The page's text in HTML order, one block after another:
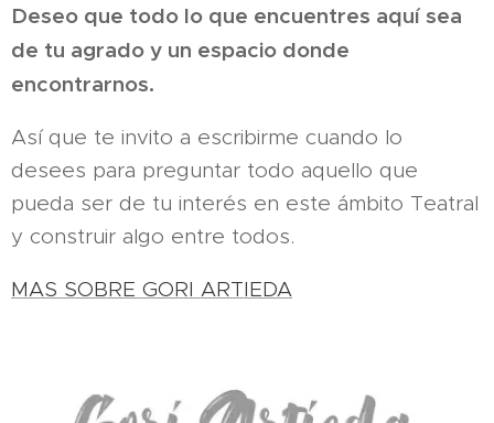
Deseo que todo lo que encuentres aquí sea
de tu agrado y un espacio donde
encontrarnos.
Así que te invito a escribirme cuando lo
desees para preguntar todo aquello que
pueda ser de tu interés en este ámbito Teatral
y construir algo entre todos.
MAS SOBRE GORI ARTIEDA